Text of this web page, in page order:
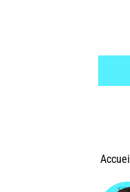
Accueil